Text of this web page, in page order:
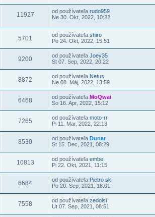
11927 od používateľa rudo959
Ne 30. Okt, 2022, 10:22
5701 od používateľa shiro
Po 24. Okt, 2022, 15:51
9200 od používateľa Joey35
St 07. Sep, 2022, 20:22
8872 od používateľa Netus
Ne 08. Máj, 2022, 13:59
6468 od používateľa MoQwai
So 16. Apr, 2022, 15:12
7265 od používateľa moto-rr
Pi 11. Mar, 2022, 22:13
8530 od používateľa Dunar
St 15. Dec, 2021, 08:29
10813 od používateľa embe
Pi 22. Okt, 2021, 11:15
6684 od používateľa Pietro sk
Po 20. Sep, 2021, 18:01
7558 od používateľa zedolsi
Ut 07. Sep, 2021, 08:51